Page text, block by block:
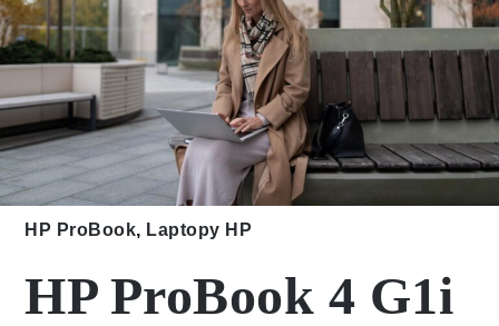
HP ProBook, Laptopy HP
HP ProBook 4 G1i